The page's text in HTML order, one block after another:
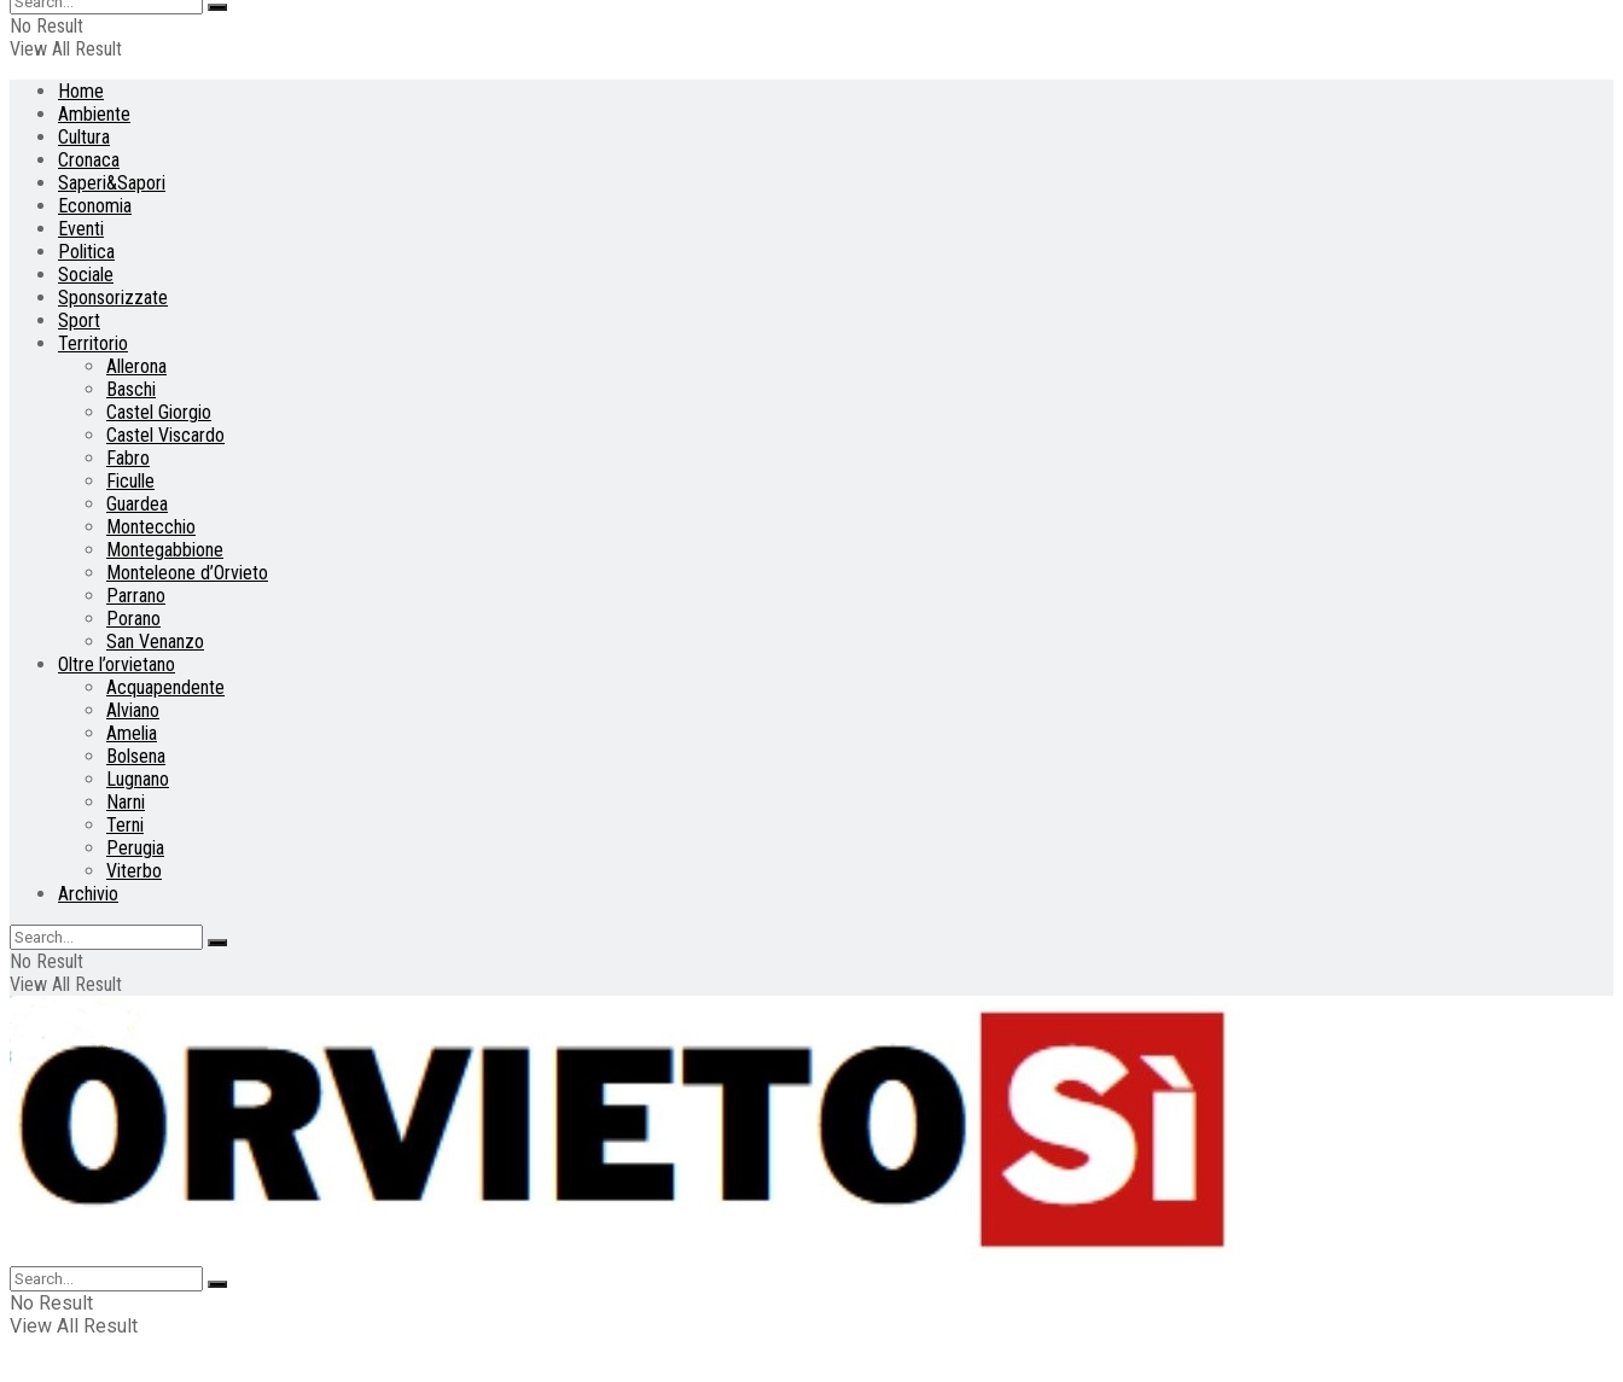
No Result
View All Result
Home
Ambiente
Cultura
Cronaca
Saperi&Sapori
Economia
Eventi
Politica
Sociale
Sponsorizzate
Sport
Territorio
Allerona
Baschi
Castel Giorgio
Castel Viscardo
Fabro
Ficulle
Guardea
Montecchio
Montegabbione
Monteleone d’Orvieto
Parrano
Porano
San Venanzo
Oltre l’orvietano
Acquapendente
Alviano
Amelia
Bolsena
Lugnano
Narni
Terni
Perugia
Viterbo
Archivio
No Result
View All Result
No Result
View All Result